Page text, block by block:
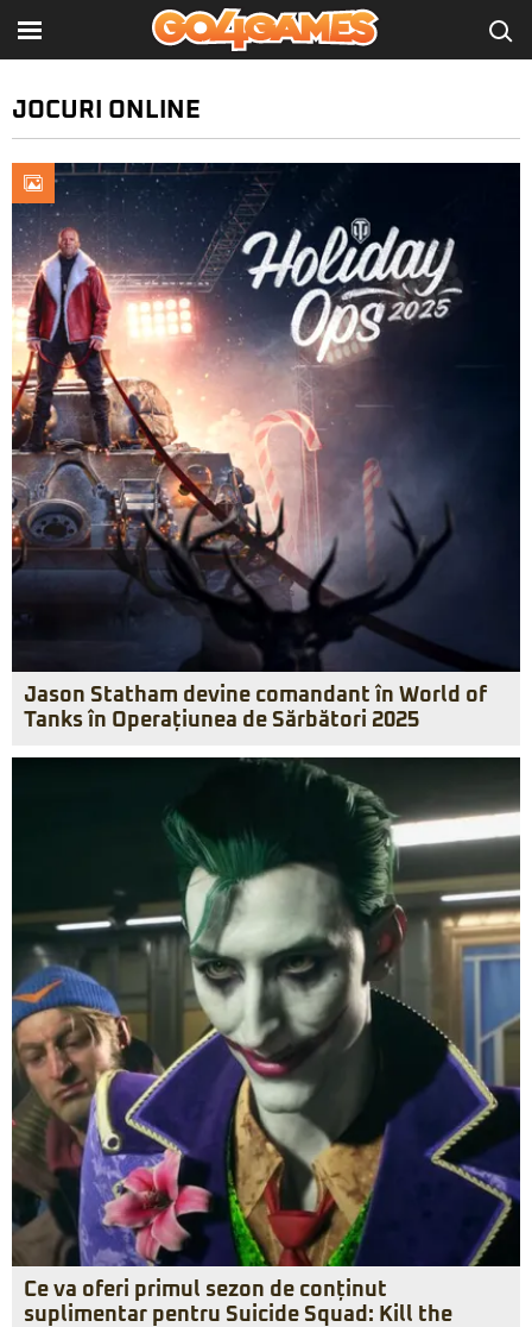
JOCURI ONLINE
Jason Statham devine comandant în World of
Tanks în Operațiunea de Sărbători 2025
Ce va oferi primul sezon de conținut
suplimentar pentru Suicide Squad: Kill the